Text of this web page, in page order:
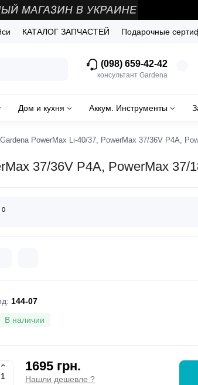
КАТАЛОГ ЗАПЧАСТЕЙ Подарочные
(098) 659-42-42
консультант Gardena
Дом и кухня Аккум. Инструменты
PowerMax Li-40/37, PowerMax 37/36V P4A,
37/36V P4A, PowerMax 37/
0
144-07
В наличии
1695 грн.
Нашли дешевле ?